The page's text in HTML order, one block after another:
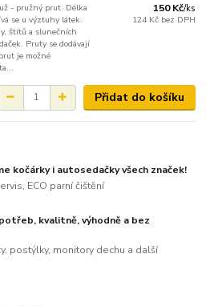
- pružný prut. Délka
se u výztuhy látek.
štítů a slunečních
Pruty se dodávají
je možné
150 Kč/ks
124 Kč bez DPH
Přidat do košíku
kočárky i autosedačky všech značek!
ECO parní čištění
kvalitně, výhodně a bez
postýlky, monitory dechu a další